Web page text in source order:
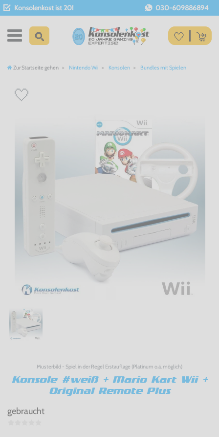
Konsolenkost ist 20! 030-609886894
Zur Startseite gehen Nintendo Wii Konsolen Bundles mit Spielen
Musterbild - Spiel in der Regel Erstauflage (Platinum o.ä. möglich)
Konsole #weiß + Mario Kart Wii +
Original Remote Plus
gebraucht